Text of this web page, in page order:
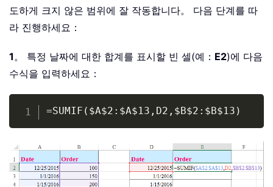
도하게 크지 않은 범위에 잘 작동합니다。 다음 단계를 따
라 진행하세요：
1 。 특정 날짜에 대한 합계를 표시할 빈 셀(예： E2)에 다음
수식을 입력하세요：
=SUMIF($A$2:$A$13,D2,$B$2:$B$13)
Copy